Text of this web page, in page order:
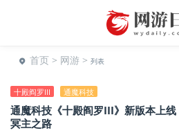
首页 > 网游 > 列表
十殿阎罗III 通魔科技
通魔科技《十殿阎罗III》新版本上
冥主之路